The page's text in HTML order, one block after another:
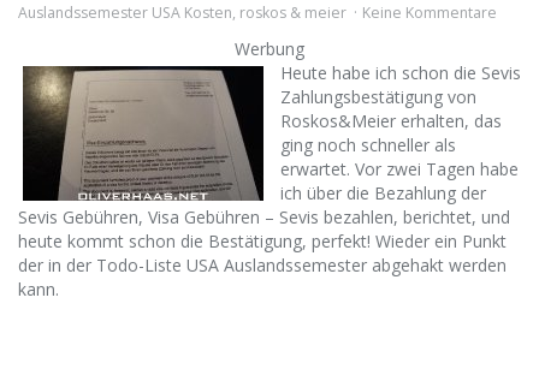
Auslandssemester USA Kosten, roskos & meier Keine Kommentare
Werbung
Heute habe ich schon die Sevis
Zahlungsbestätigung von
Roskos&Meier erhalten, das
ging noch schneller als
erwartet. Vor zwei Tagen habe
ich über die Bezahlung der
Sevis Gebühren, Visa Gebühren – Sevis bezahlen, berichtet, und
heute kommt schon die Bestätigung, perfekt! Wieder ein Punkt
der in der Todo-Liste USA Auslandssemester abgehakt werden
kann.